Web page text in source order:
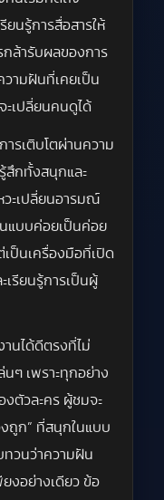
ยนรู้การสื่อสารให้
กล้ารับผลของการ
ามฝันที่เคยเป็น
ะเปลี่ยนคนดูได้
รเติบโตผ่านความ
สึกทั้งสนุกและ
ะเปลี่ยนอารมณ์
แบบค่อยเป็นค่อย
เป็นเครื่องมือที่เปิด
เรียนรู้การเป็นผู้
านได้ดีตรงที่ไม่
นๆ เพราะทุกอย่าง
ตัวละคร ผู้ชมจะ
ถูก” ที่สนุกในแบบ
วนว่าความฝัน
งอย่างเดียว ข้อ